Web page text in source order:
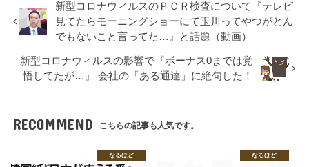
新型コロナウィルスのＰＣＲ検査について『テレビ
見てたらモーニングショーにて玉川ってやつがとん
でもないこと言ってた…』と話題（動画）
新型コロナウィルスの影響で『ボーナス0までは覚
悟してたが…』 会社の「ある通達」に絶句した！
RECOMMEND こちらの記事も人気です。
なるほど なるほど